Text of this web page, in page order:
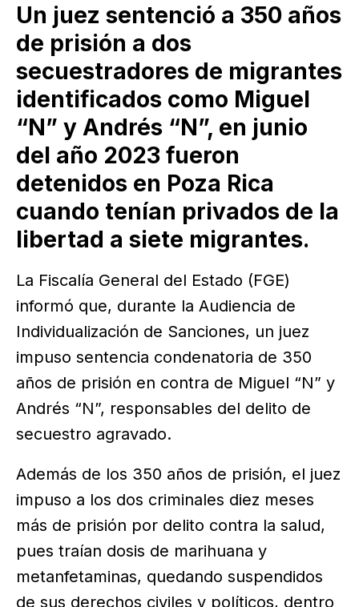
Un juez sentenció a 350 años
de prisión a dos
secuestradores de migrantes
identificados como Miguel
“N” y Andrés “N”, en junio
del año 2023 fueron
detenidos en Poza Rica
cuando tenían privados de la
libertad a siete migrantes.
La Fiscalía General del Estado (FGE)
informó que, durante la Audiencia de
Individualización de Sanciones, un juez
impuso sentencia condenatoria de 350
años de prisión en contra de Miguel “N” y
Andrés “N”, responsables del delito de
secuestro agravado.
Además de los 350 años de prisión, el juez
impuso a los dos criminales diez meses
más de prisión por delito contra la salud,
pues traían dosis de marihuana y
metanfetaminas, quedando suspendidos
de sus derechos civiles y políticos, dentro